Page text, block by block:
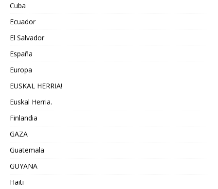
Cuba
Ecuador
El Salvador
España
Europa
EUSKAL HERRIA!
Euskal Herria.
Finlandia
GAZA
Guatemala
GUYANA
Haiti